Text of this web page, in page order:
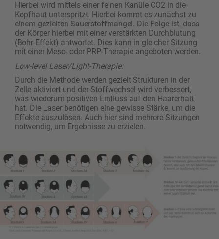
Hierbei wird mittels einer feinen Kanüle CO2 in die
Kopfhaut unterspritzt. Hierbei kommt es zunächst zu
einem gezielten Sauerstoffmangel. Die Folge ist, dass
der Körper hierbei mit einer verstärkten Durchblutung
(Bohr-Effekt) antwortet. Dies kann in gleicher Sitzung
mit einer Meso- oder PRP-Therapie angeboten werden.
Low-level Laser/Light-Therapie:
Durch die Methode werden gezielt Strukturen in der
Zelle aktiviert und der Stoffwechsel wird verbessert,
was wiederum positiven Einfluss auf den Haarerhalt
hat. Die Laser benötigen eine gewisse Stärke, um die
Effekte auszulösen. Auch hier sind mehrere Sitzungen
notwendig, um Ergebnisse zu erzielen.